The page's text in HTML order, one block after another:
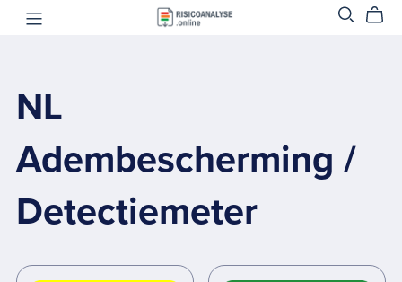
NL
Adembescherming /
Detectiemeter